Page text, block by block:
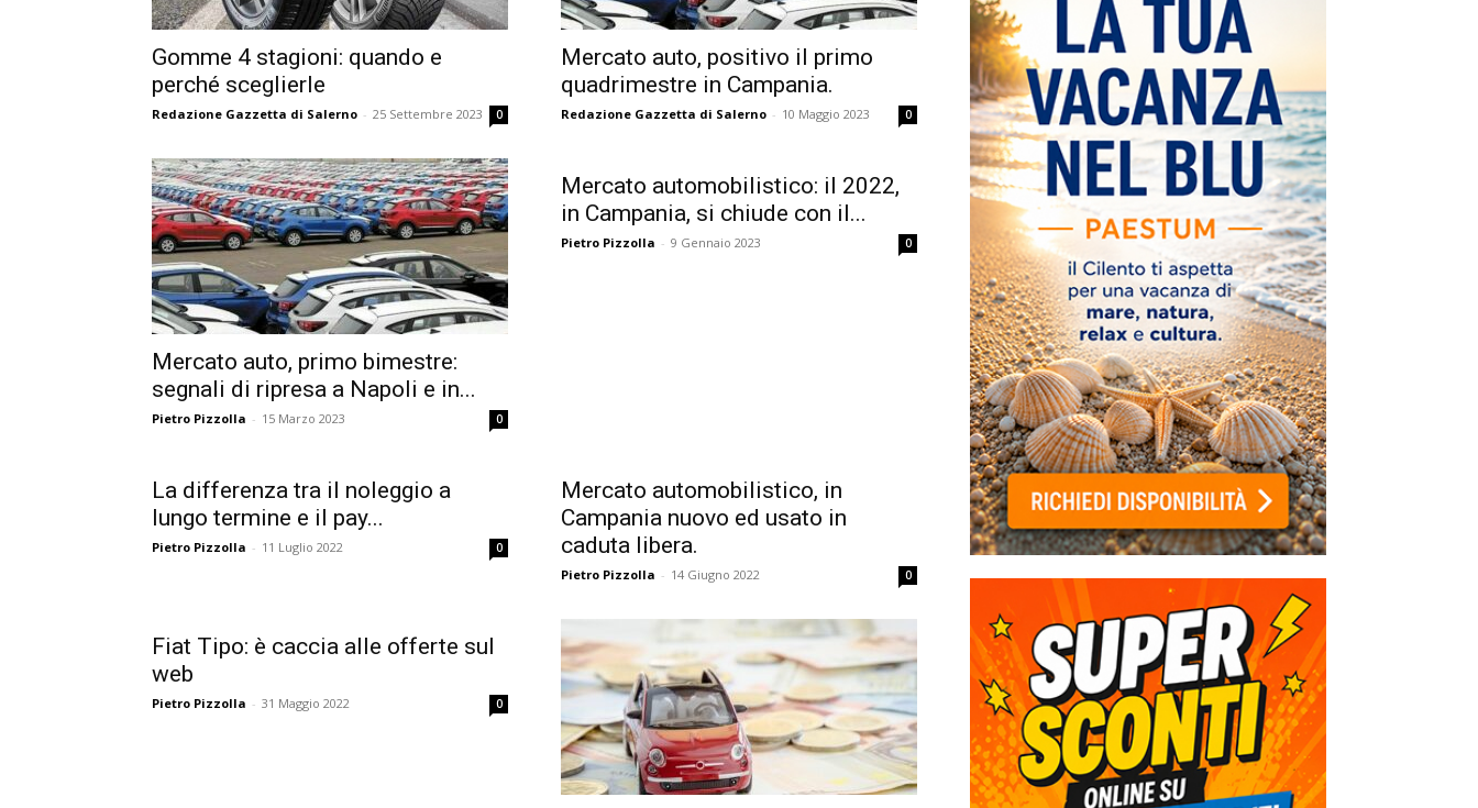
Gomme 4 stagioni: quando e
perché sceglierle
Redazione Gazzetta di Salerno - 25 Settembre 2023 0
Mercato auto, positivo il primo
quadrimestre in Campania.
Redazione Gazzetta di Salerno - 10 Maggio 2023 0
Mercato auto, primo bimestre:
segnali di ripresa a Napoli e in...
Pietro Pizzolla - 15 Marzo 2023 0
Mercato automobilistico: il 2022,
in Campania, si chiude con il...
Pietro Pizzolla - 9 Gennaio 2023 0
La differenza tra il noleggio a
lungo termine e il pay...
Pietro Pizzolla - 11 Luglio 2022 0
Mercato automobilistico, in
Campania nuovo ed usato in
caduta libera.
Pietro Pizzolla - 14 Giugno 2022 0
Fiat Tipo: è caccia alle offerte sul
web
Pietro Pizzolla - 31 Maggio 2022 0